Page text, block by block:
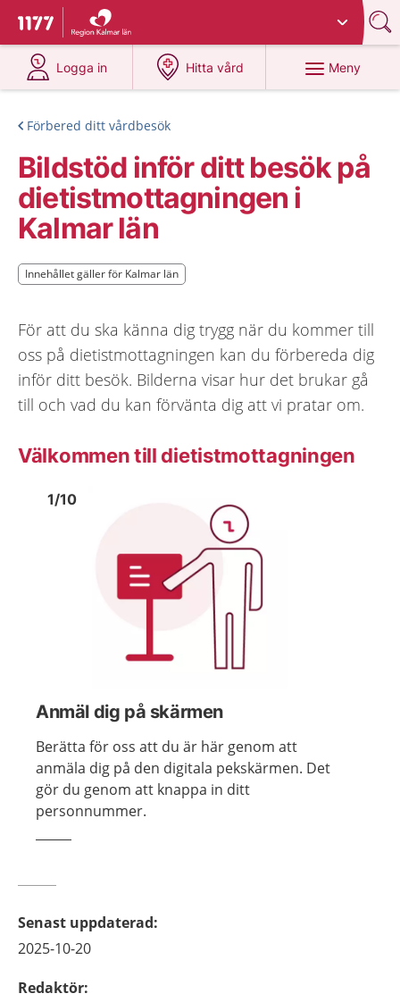
Till startsidan för 1177
Du har valt region
Logga in
på 1177.se
Hitta vård
på 1177.se
Meny
Förbered ditt vårdbesök
Bildstöd inför ditt besök på
dietistmottagningen i
Kalmar län
Innehållet gäller för Kalmar län
Innehållet gäller för Kalmar län
För att du ska känna dig trygg när du kommer till
oss på dietistmottagningen kan du förbereda dig
inför ditt besök. Bilderna visar hur det brukar gå
till och vad du kan förvänta dig att vi pratar om.
Välkommen till dietistmottagningen
Bild1
1/10
Anmäl dig på skärmen
Berätta för oss att du är här genom att
anmäla dig på den digitala pekskärmen. Det
gör du genom att knappa in ditt
personnummer.
Visa föregående bild
Senast uppdaterad:
2025-10-20
Redaktör: